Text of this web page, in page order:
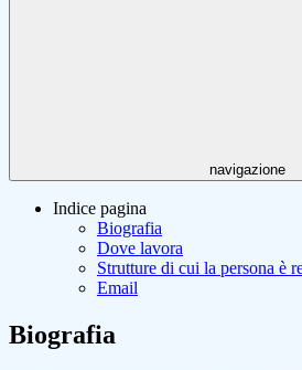
navigazione
Indice pagina
Biografia
Dove lavora
Strutture di cui la persona è
Email
Biografia